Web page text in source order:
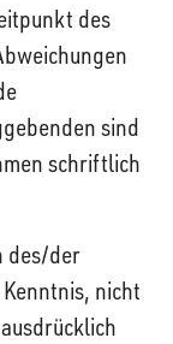
des
sind
schriftlich
des/der
nicht